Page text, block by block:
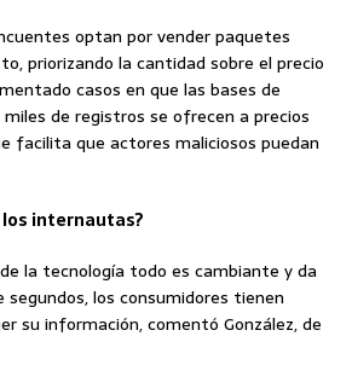
optan por vender paquetes
priorizando la cantidad sobre el precio
casos en que las bases de
de registros se ofrecen a precios
facilita que actores maliciosos puedan
los internautas?
la tecnología todo es cambiante y da
segundos, los consumidores tienen
su información, comentó González, de